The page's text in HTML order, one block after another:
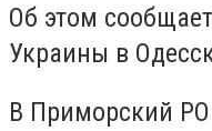
Об этом
Украины в
В Приморский РО